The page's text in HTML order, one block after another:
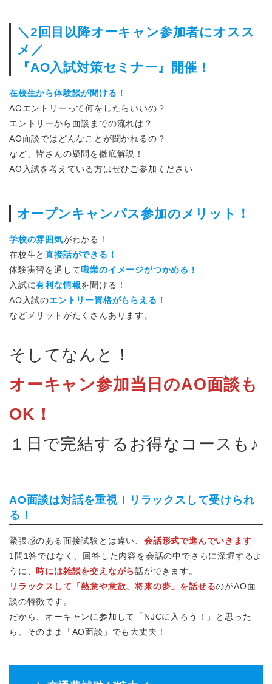
＼2回目以降オーキャン参加者にオスス
メ／
『AO入試対策セミナー』開催！
在校生から体験談が聞ける！
AOエントリーって何をしたらいいの？
エントリーから面談までの流れは？
AO面談ではどんなことが聞かれるの？
など、皆さんの疑問を徹底解説！
AO入試を考えている方はぜひご参加ください
オープンキャンパス参加のメリット！
学校の雰囲気がわかる！
在校生と直接話ができる！
体験実習を通して職業のイメージがつかめる！
入試に有利な情報を聞ける！
AO入試のエントリー資格がもらえる！
などメリットがたくさんあります。
そしてなんと！
オーキャン参加当日のAO面談も
OK！
１日で完結するお得なコースも♪
AO面談は対話を重視！リラックスして受けられ
る！
緊張感のある面接試験とは違い、会話形式で進んでいきます
1問1答ではなく、回答した内容を会話の中でさらに深堀するよ
うに、 時には雑談を交えながら話ができます。
リラックスして「熱意や意欲、将来の夢」を話せるのがAO面
談の特徴です。
だから、オーキャンに参加して「NJCに入ろう！」と思った
ら、そのまま「AO面談」でも大丈夫！